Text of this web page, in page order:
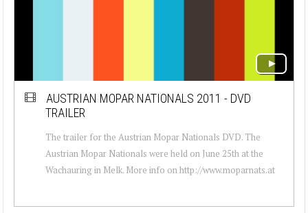
AUSTRIAN MOPAR NATIONALS 2011 - DVD
TRAILER
The trailer for the Austrian Mopar Nationals DVD. The
Austrian Mopar Nationals were held on June 25th at the
Wachauring in Melk. More info on http://www.moparnats.at